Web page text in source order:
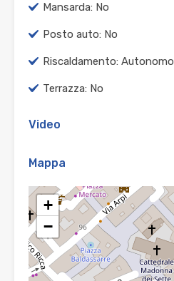
Mansarda: No
Posto auto: No
Riscaldamento: Autonomo
Terrazza: No
Video
Mappa
+
−